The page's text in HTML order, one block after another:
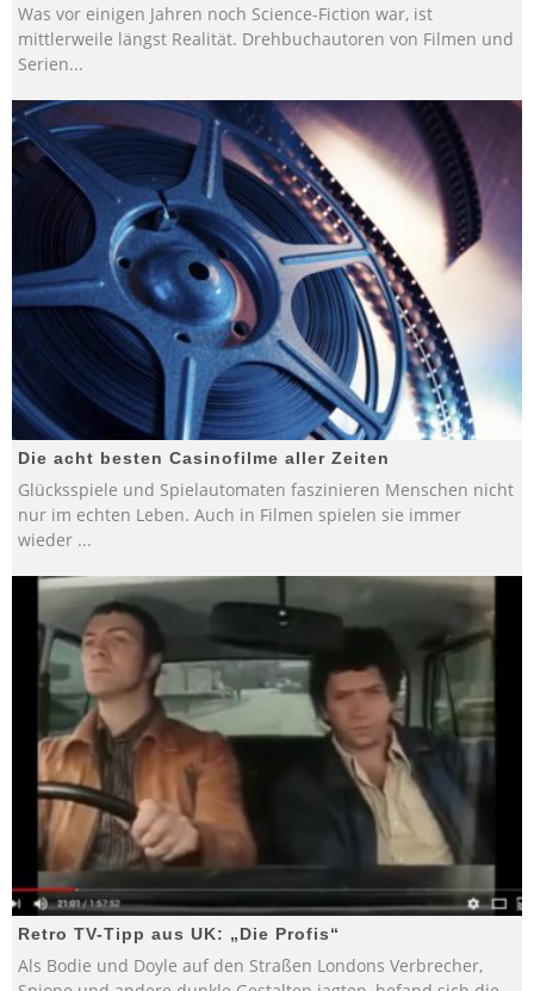
Was vor einigen Jahren noch Science-Fiction war, ist
mittlerweile längst Realität. Drehbuchautoren von Filmen und
Serien...
Die acht besten Casinofilme aller Zeiten
Glücksspiele und Spielautomaten faszinieren Menschen nicht
nur im echten Leben. Auch in Filmen spielen sie immer
wieder ...
Retro TV-Tipp aus UK: „Die Profis“
Als Bodie und Doyle auf den Straßen Londons Verbrecher,